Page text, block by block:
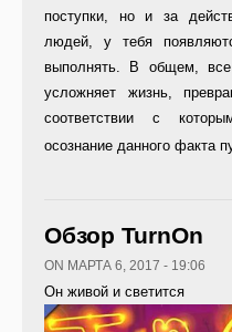
поступки, но и за
людей, у тебя
выполнять. В общем,
усложняет жизнь,
соответствии с
осознание данного факта
Обзор TurnOn
ON МАРТА 6, 2017 - 19:06
Он живой и светится